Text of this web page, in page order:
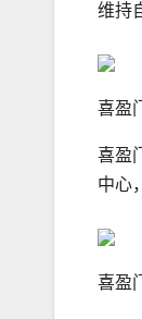
维持
喜盈
喜盈
中心
喜盈